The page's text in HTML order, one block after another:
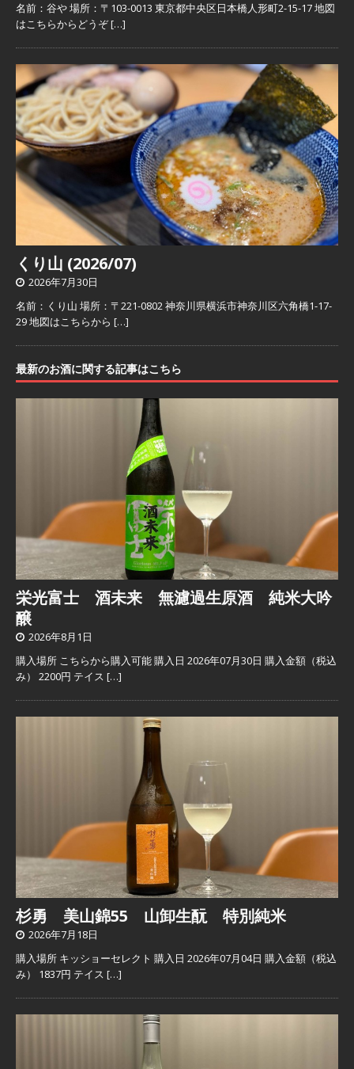
名前：谷や 場所：〒103-0013 東京都中央区日本橋人形町2-15-17 地図
はこちらからどうぞ[…]
くり山 (2026/07)
2026年7月30日
名前：くり山 場所：〒221-0802 神奈川県横浜市神奈川区六角橋1-17-
29 地図はこちらから […]
最新のお酒に関する記事はこちら
栄光富士 酒未来 無濾過生原酒 純米大吟
醸
2026年8月1日
購入場所 こちらから購入可能 購入日 2026年07月30日 購入金額（税込
み） 2200円 テイス […]
杉勇 美山錦55 山卸生酛 特別純米
2026年7月18日
購入場所 キッショーセレクト 購入日 2026年07月04日 購入金額（税込
み） 1837円 テイス […]